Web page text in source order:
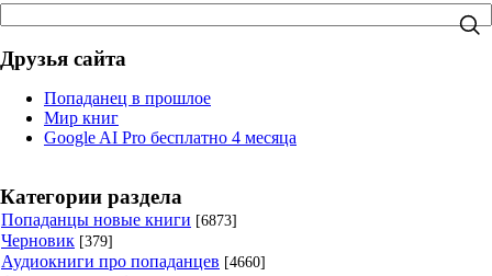
Друзья сайта
Попаданец в прошлое
Мир книг
Google AI Pro бесплатно 4 месяца
Категории раздела
Попаданцы новые книги [6873]
Черновик [379]
Аудиокниги про попаданцев [4660]